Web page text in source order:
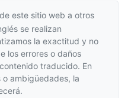
este sitio web a otros
se realizan
la exactitud y no
los errores o daños
traducido. En
o ambigüedades, la